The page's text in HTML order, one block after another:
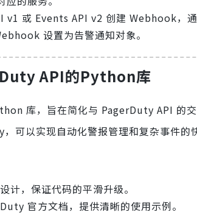
v1 或 Events API v2 创建 Webhook，
设置为告警通知对象。
API的Python库
库，旨在简化与 PagerDuty API 的
可以实现自动化警报管理和复杂事件的
计，保证代码的平滑升级。
官方文档，提供清晰的使用示例。